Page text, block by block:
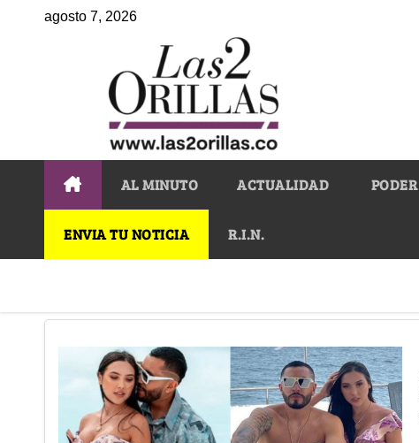
agosto 7, 2026
AL MINUTO ACTUALIDAD PODER
ENVIA TU NOTICIA R.I.N.